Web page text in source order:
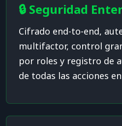
🔒 Seguridad
Cifrado end-to-end,
multifactor, control
por roles y registro de
de todas las acciones